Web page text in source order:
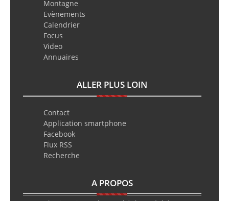
Montagne
Evènements
Calendrier
Focus
Video
Annuaires
ALLER PLUS LOIN
Contact
Application smartphone
Facebook
Flux RSS
Recherche
A PROPOS